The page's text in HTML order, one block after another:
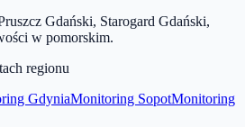
Gdański, Starogard Gdański,
w pomorskim.
regionu
GdyniaMonitoring SopotMonitoring